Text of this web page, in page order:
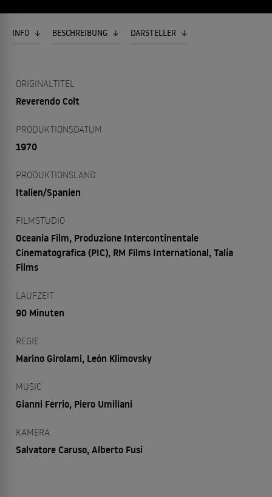
INFO BESCHREIBUNG DARSTELLER
ORIGINALTITEL
Reverendo Colt
PRODUKTIONSDATUM
1970
PRODUKTIONSLAND
Italien/Spanien
FILMSTUDIO
Oceania Film, Produzione Intercontinentale
Cinematografica (PIC), RM Films International, Talía
Films
LAUFZEIT
90 Minuten
REGIE
Marino Girolami, León Klimovsky
MUSIC
Gianni Ferrio, Piero Umiliani
KAMERA
Salvatore Caruso, Alberto Fusi